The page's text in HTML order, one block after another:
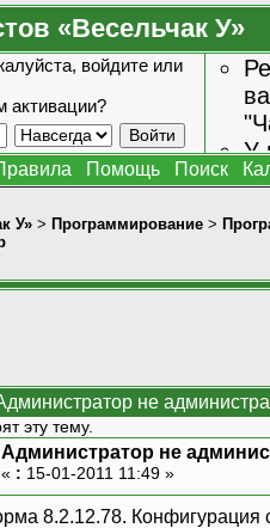
«Весельчак У»
войдите или
активации?
У
Помощь Поиск
У» > Программирование >
не
эту тему.
Администратор не
« : 15-01-2011 11:49 »
8.2.12.78. Конфигурация